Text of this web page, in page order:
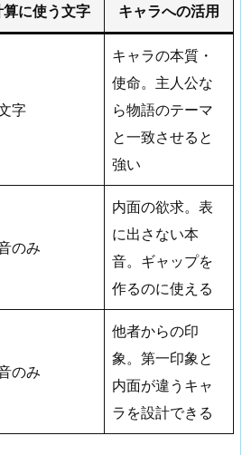
算に使う文字 キャラへの活用
字
キャラの本質・
使命。主人公な
ら物語のテーマ
と一致させると
強い
のみ
内面の欲求。表
に出さない本
音。ギャップを
作るのに使える
のみ
他者からの印
象。第一印象と
内面が違うキャ
ラを設計できる